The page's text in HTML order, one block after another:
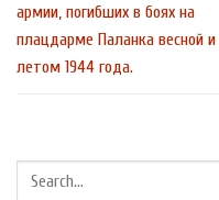
армии, погибших в боях на
плацдарме Паланка весной и
летом 1944 года.